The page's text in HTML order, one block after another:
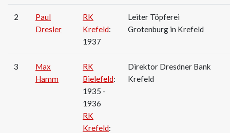
2
Paul
Dresler
RK
Krefeld:
1937
Leiter Töpferei
Grotenburg in Krefeld
3
Max
Hamm
RK
Bielefeld:
1935 -
1936
RK
Krefeld:
Direktor Dresdner Bank
Krefeld